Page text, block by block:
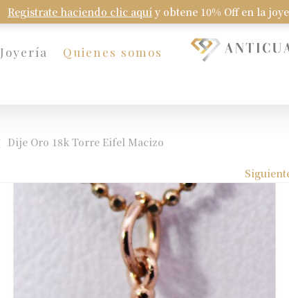
Registrate haciendo clic aquí y obtene 10% Off en la
Joyería Quienes somos
Dije Oro 18k Torre Eifel Macizo